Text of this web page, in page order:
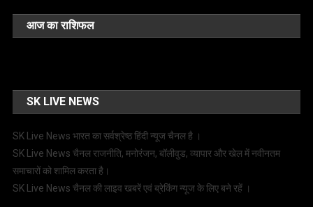
आज का राशिफल
SK LIVE NEWS
SK Live News भारत का सर्वश्रेष्ठ हिंदी न्‍यूज चैनल है ।
SK Live News चैनल राजनीति, मनोरंजन, बॉलीवुड, व्यापार और खेल में नवीनतम
समाचारों को शामिल करता है।
SK Live News चैनल की लाइव खबरें एवं ब्रेकिंग न्यूज के लिए बने रहें ।